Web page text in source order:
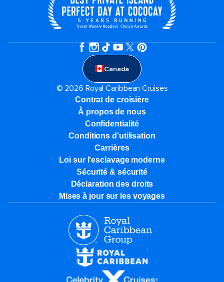
Canada
© 2026 Royal Caribbean Cruises
Contrat de croisière
À propos de nous
Confidentialité
Conditions d'utilisation
Carrières
Loi sur l'esclavage moderne
Sécurité & sécurité
Déclaration des droits
Mises à jour sur les voyages